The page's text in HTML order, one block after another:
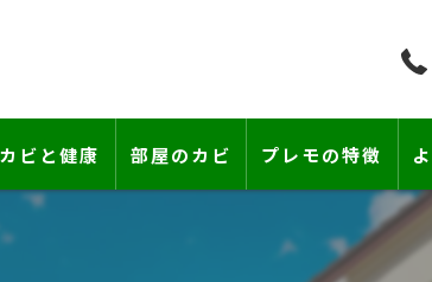
カビと健康 部屋のカビ プレモの特徴
床下のカビ